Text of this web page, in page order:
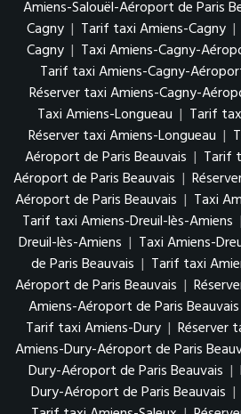
Amiens-Salouël-Aéroport de Paris
Cagny | Tarif taxi Amiens-Cagny |
Cagny | Taxi Amiens-Cagny-
Tarif taxi Amiens-Cagny-
Réserver taxi Amiens-Cagny-
Taxi Amiens-Longueau | Tarif
Réserver taxi Amiens-Longueau |
Aéroport de Paris Beauvais | Tarif
Aéroport de Paris Beauvais |
Aéroport de Paris Beauvais | Taxi
Tarif taxi Amiens-Dreuil-lès-Amiens |
Dreuil-lès-Amiens | Taxi Amiens-
de Paris Beauvais | Tarif taxi
Aéroport de Paris Beauvais |
Amiens-Aéroport de Paris Beauvais
Tarif taxi Amiens-Dury | Réserver
Amiens-Dury-Aéroport de Paris
Dury-Aéroport de Paris Beauvais |
Dury-Aéroport de Paris Beauvais |